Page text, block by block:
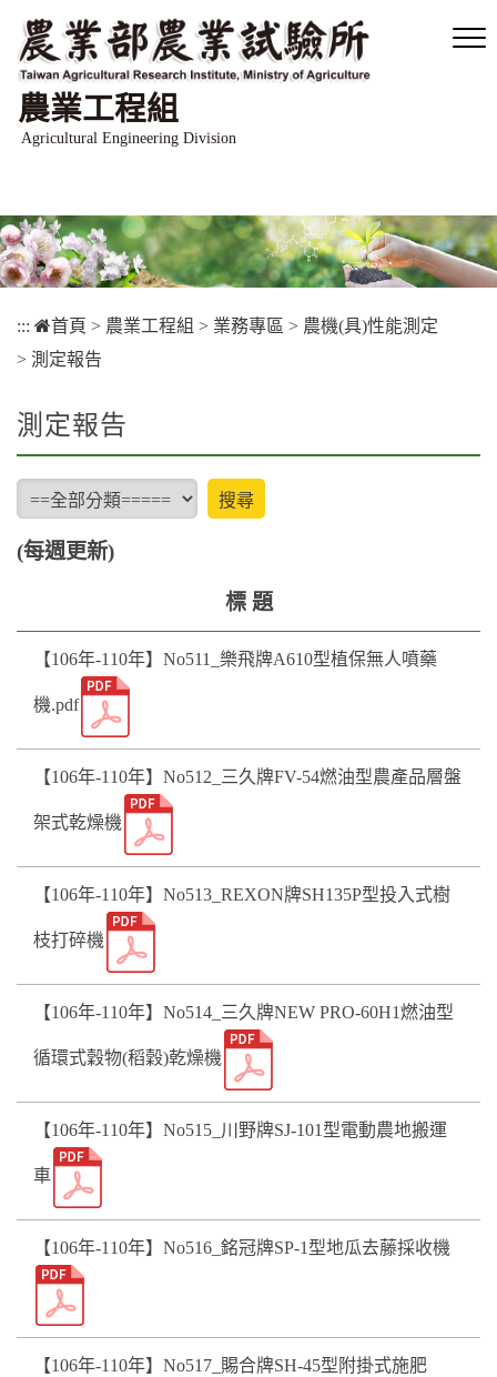
農業工程組
Agricultural Engineering Division
::: 首頁 > 農業工程組 > 業務專區 > 農機(具)性能測定
> 測定報告
測定報告
type 搜尋
(每週更新)
標 題
【106年-110年】No511_樂飛牌A610型植保無人噴藥
機.pdf
【106年-110年】No512_三久牌FV-54燃油型農產品層盤
架式乾燥機
【106年-110年】No513_REXON牌SH135P型投入式樹
枝打碎機
【106年-110年】No514_三久牌NEW PRO-60H1燃油型
循環式穀物(稻穀)乾燥機
【106年-110年】No515_川野牌SJ-101型電動農地搬運
車
【106年-110年】No516_銘冠牌SP-1型地瓜去藤採收機
【106年-110年】No517_賜合牌SH-45型附掛式施肥